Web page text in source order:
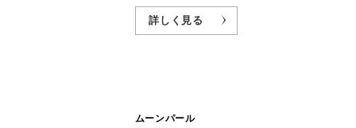
詳しく見る
ムーンパール